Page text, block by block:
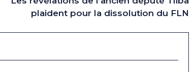
plaident pour la dissolution du FLN